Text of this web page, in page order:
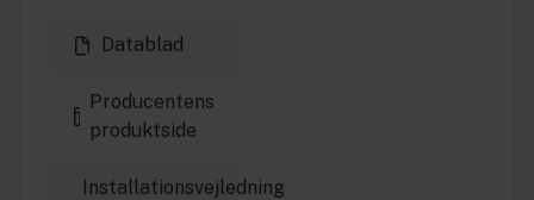
Datablad
Producentens
produktside
Installationsvejledning